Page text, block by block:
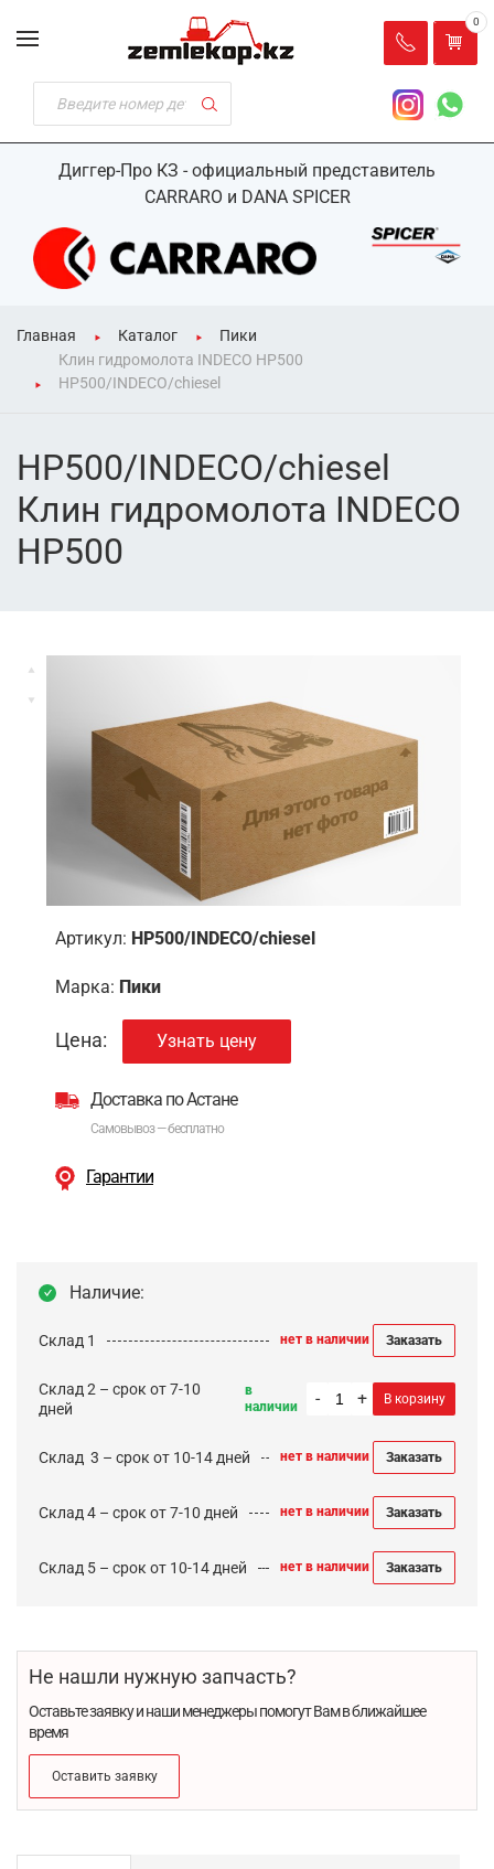
Диггер-Про КЗ - официальный представитель
CARRARO и DANA SPICER
0
Главная Каталог
Пики
Клин гидромолота INDECO HP500
HP500/INDECO/chiesel
HP500/INDECO/chiesel
Клин гидромолота INDECO
HP500
Артикул: HP500/INDECO/chiesel
Марка: Пики
Цена: Узнать цену
Доставка по Астане
Самовывоз — бесплатно
Гарантии
Наличие:
Склад 1 нет в наличии Заказать
Склад 2 – срок от 7-10
дней
в
наличии
- + В корзину
Cклад 3 – срок от 10-14 дней нет в наличии Заказать
Склад 4 – срок от 7-10 дней нет в наличии Заказать
Склад 5 – срок от 10-14 дней нет в наличии Заказать
Не нашли нужную запчасть?
Оставьте заявку и наши менеджеры помогут Вам в ближайшее
время
Оставить заявку